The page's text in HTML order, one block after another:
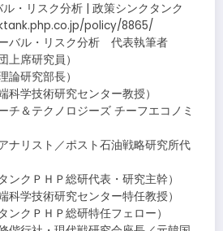
・リスク分析 | 政策シンクタンク
policy/8865/
バル・リスク分析 代表執筆者
上席研究員）
論研究部長）
学技術研究センター教授）
チ＆テクノロジーズ チーフエコノミ
ナリスト／ポスト石油戦略研究所代
ンクＰＨＰ総研代表・研究主幹）
科学技術研究センター特任教授）
クＰＨＰ総研特任フェロー）